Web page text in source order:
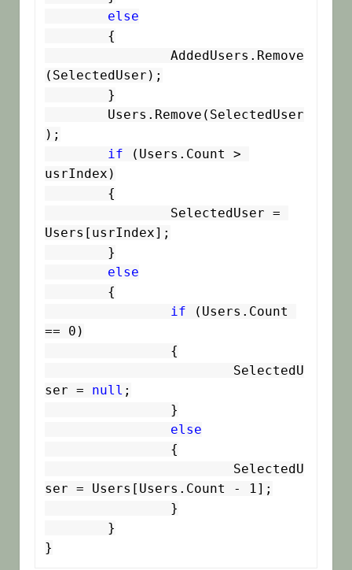
else
(SelectedUser);
);
if (Users.Count >
usrIndex)
Users[usrIndex];
else
if (Users.Count
== 0)
ser = null ;
else
ser = Users[Users.Count - 1];
}